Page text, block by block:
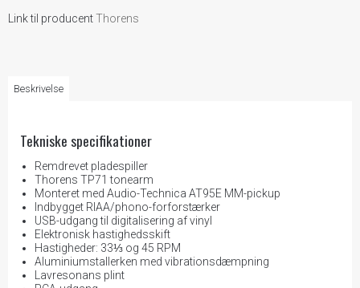
Link til producentThorens
Beskrivelse
Tekniske specifikationer
Remdrevet pladespiller
Thorens TP71 tonearm
Monteret med Audio-Technica AT95E MM-pickup
Indbygget RIAA/phono-forforstærker
USB-udgang til digitalisering af vinyl
Elektronisk hastighedsskift
Hastigheder: 33⅓ og 45 RPM
Aluminiumstallerken med vibrationsdæmpning
Lavresonans plint